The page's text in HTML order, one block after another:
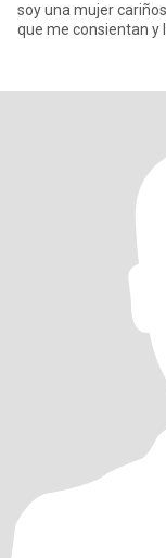
soy una mujer
que me consientan y